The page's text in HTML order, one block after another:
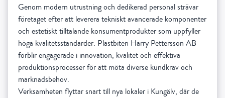
Genom modern utrustning och dedikerad personal strävar
företaget efter att leverera tekniskt avancerade komponenter
och estetiskt tilltalande konsumentprodukter som uppfyller
höga kvalitetsstandarder. Plastbiten Harry Pettersson AB
förblir engagerade i innovation, kvalitet och effektiva
produktionsprocesser för att möta diverse kundkrav och
marknadsbehov.
Verksamheten flyttar snart till nya lokaler i Kungälv, där de